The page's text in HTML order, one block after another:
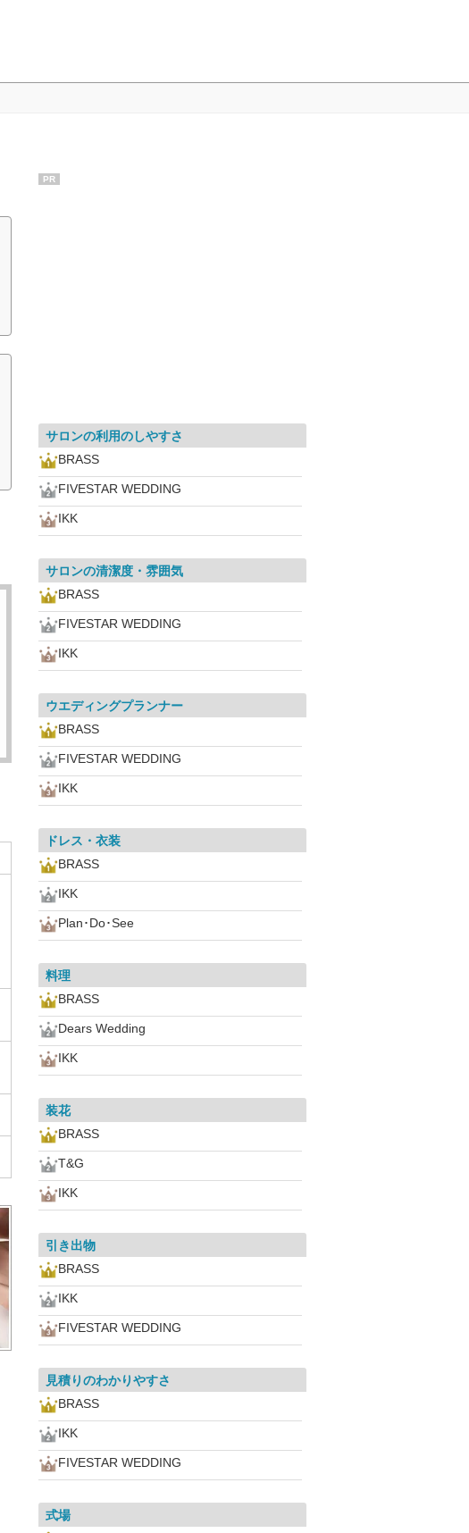
PR
サロンの利用のしやすさ
BRASS
FIVESTAR WEDDING
IKK
サロンの清潔度・雰囲気
BRASS
FIVESTAR WEDDING
IKK
ウエディングプランナー
BRASS
FIVESTAR WEDDING
IKK
ドレス・衣装
BRASS
IKK
Plan･Do･See
料理
BRASS
Dears Wedding
IKK
装花
BRASS
T&G
IKK
引き出物
BRASS
IKK
FIVESTAR WEDDING
見積りのわかりやすさ
BRASS
IKK
FIVESTAR WEDDING
式場